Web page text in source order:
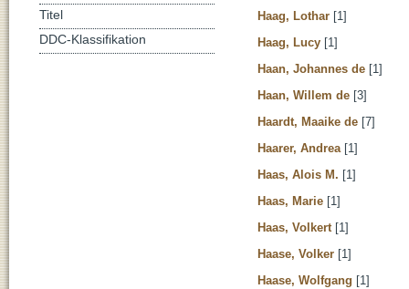
Haag, Lothar [1]
Haag, Lucy [1]
Haan, Johannes de [1]
Haan, Willem de [3]
Haardt, Maaike de [7]
Haarer, Andrea [1]
Haas, Alois M. [1]
Haas, Marie [1]
Haas, Volkert [1]
Haase, Volker [1]
Haase, Wolfgang [1]
Titel
DDC-Klassifikation